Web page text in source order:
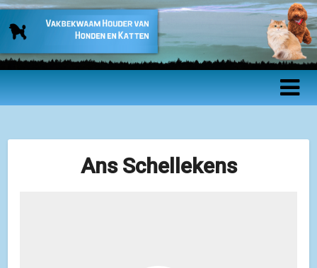
Vakbekwaam
Houder van
Honden en
Katten –
Ans Schellekens